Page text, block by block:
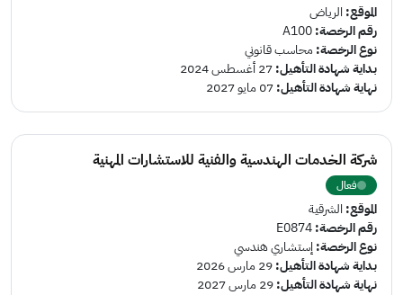
الموقع: الرياض
رقم الرخصة:A100
نوع الرخصة:محاسب قانوني
بداية شهادة التأهيل:27 أغسطس 2024
نهاية شهادة التأهيل:07 مايو 2027
شركة الخدمات الهندسية والفنية للاستشارات المهنية
فعال
الموقع: الشرقية
رقم الرخصة:E0874
نوع الرخصة: إستشاري هندسي
بداية شهادة التأهيل:29 مارس 2026
نهاية شهادة التأهيل:29 مارس 2027